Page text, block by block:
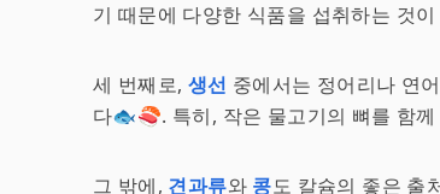
기 때문에 다양한 식품을 섭취하는 것이
세 번째로, 생선 중에서는 정어리나 연
다🐟🍣. 특히, 작은 물고기의 뼈를 함
그 밖에, 견과류와 콩도 칼슘의 좋은 출